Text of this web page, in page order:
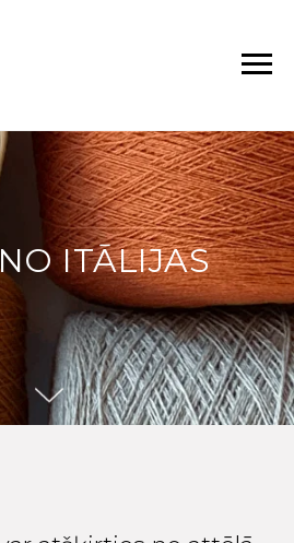
ITĀLIJAS